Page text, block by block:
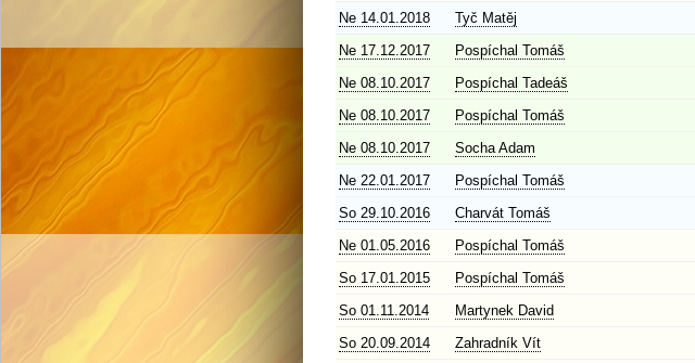
Ne 14.01.2018
Tyč Matěj
Ne 17.12.2017
Pospíchal Tomáš
Ne 08.10.2017
Pospíchal Tadeáš
Ne 08.10.2017
Pospíchal Tomáš
Ne 08.10.2017
Socha Adam
Ne 22.01.2017
Pospíchal Tomáš
So 29.10.2016
Charvát Tomáš
Ne 01.05.2016
Pospíchal Tomáš
So 17.01.2015
Pospíchal Tomáš
So 01.11.2014
Martynek David
So 20.09.2014
Zahradník Vít